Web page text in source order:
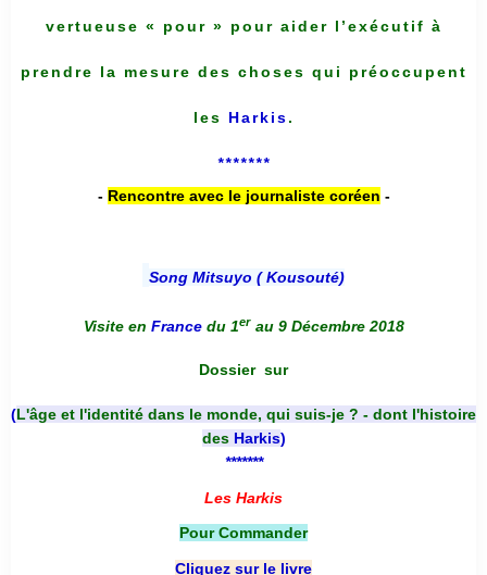
vertueuse « pour » pour aider l’exécutif à
prendre la mesure des choses qui préoccupent
les Harkis.
*******
- Rencontre avec le journaliste coréen -
Song Mitsuyo ( Kousouté)
Visite en France du 1er au 9 Décembre 2018
Dossier sur
(L'âge et l'identité dans le monde, qui suis-je ? - dont l'histoire
des Harkis)
*******
Les Harkis
Pour Commander
Cliquez sur le livre